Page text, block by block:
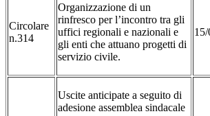
Circolare
n.314
Organizzazione di un
rinfresco per l’incontro tra gli
uffici regionali e nazionali e
gli enti che attuano progetti di
servizio civile.
Uscite anticipate a seguito di
adesione assemblea sindacale